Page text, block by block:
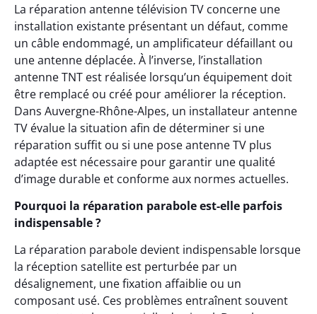
La réparation antenne télévision TV concerne une
installation existante présentant un défaut, comme
un câble endommagé, un amplificateur défaillant ou
une antenne déplacée. À l’inverse, l’installation
antenne TNT est réalisée lorsqu’un équipement doit
être remplacé ou créé pour améliorer la réception.
Dans Auvergne-Rhône-Alpes, un installateur antenne
TV évalue la situation afin de déterminer si une
réparation suffit ou si une pose antenne TV plus
adaptée est nécessaire pour garantir une qualité
d’image durable et conforme aux normes actuelles.
Pourquoi la réparation parabole est-elle parfois
indispensable ?
La réparation parabole devient indispensable lorsque
la réception satellite est perturbée par un
désalignement, une fixation affaiblie ou un
composant usé. Ces problèmes entraînent souvent